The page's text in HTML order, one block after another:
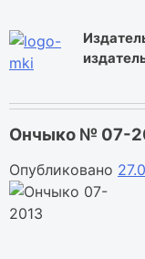
to
content
Ончыко № 07-
Опубликовано